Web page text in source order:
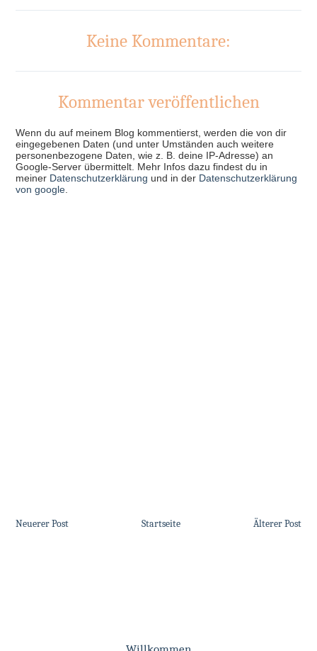
Keine Kommentare:
Kommentar veröffentlichen
Wenn du auf meinem Blog kommentierst, werden die von dir
eingegebenen Daten (und unter Umständen auch weitere
personenbezogene Daten, wie z. B. deine IP-Adresse) an
Google-Server übermittelt. Mehr Infos dazu findest du in
meiner Datenschutzerklärung und in der Datenschutzerklärung
von google.
Neuerer Post Älterer Post
Startseite